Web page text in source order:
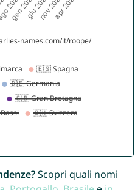
Scopri quali nomi